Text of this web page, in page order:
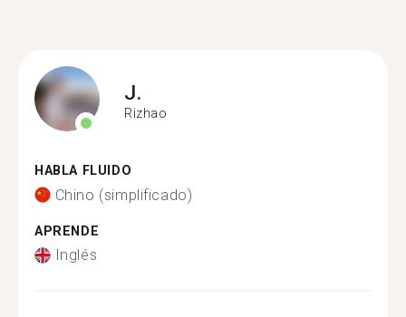
J.
Rizhao
HABLA FLUIDO
Chino (simplificado)
APRENDE
Inglés